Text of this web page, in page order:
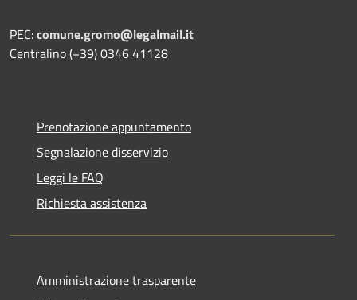
PEC:comune.gromo@legalmail.it
Centralino (+39) 0346 41128
Prenotazione appuntamento
Segnalazione disservizio
Leggi le FAQ
Richiesta assistenza
Amministrazione trasparente